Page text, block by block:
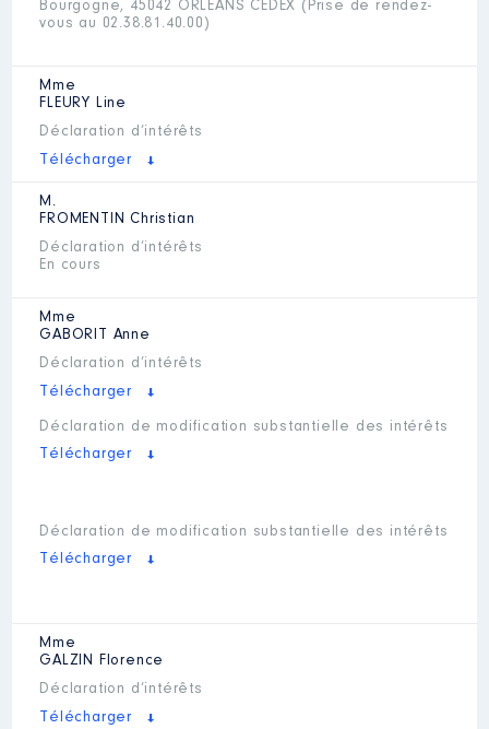
Bourgogne, 45042 ORLEANS CEDEX (Prise de rendez-
vous au 02.38.81.40.00)
Mme
FLEURY Line
Déclaration d’intérêts
Télécharger
M.
FROMENTIN Christian
Déclaration d’intérêts
En cours
Mme
GABORIT
Anne
Déclaration d’intérêts
Télécharger
Déclaration de modification substantielle des intérêts
Télécharger
Déclaration de modification substantielle des intérêts
Télécharger
Mme
GALZIN Florence
Déclaration d’intérêts
Télécharger